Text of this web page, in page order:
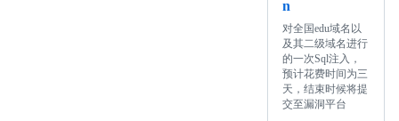
n
对全国edu域名以
及其二级域名进行
的一次Sql注入，
预计花费时间为三
天，结束时候将提
交至漏洞平台